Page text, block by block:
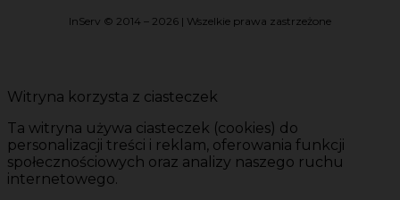
InServ © 2014 – 2026 | Wszelkie prawa zastrzeżone
Witryna korzysta z ciasteczek
Ta witryna używa ciasteczek (cookies) do
personalizacji treści i reklam, oferowania funkcji
społecznościowych oraz analizy naszego ruchu
internetowego.